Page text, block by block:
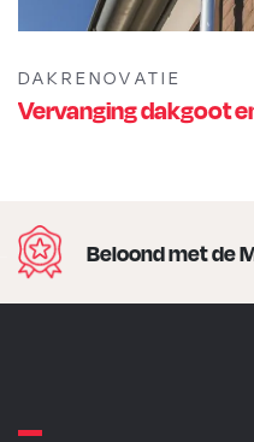
DAKRENOVATIE
Vervanging dakgoot
Beloond met de